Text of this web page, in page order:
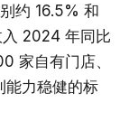
约 16.5% 和
2024 年同比
家自有门店、
能力稳健的标